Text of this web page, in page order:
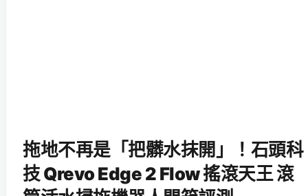
拖地不再是「把髒水抹開」！石頭科
技 Qrevo Edge 2 Flow 搖滾天王 滾